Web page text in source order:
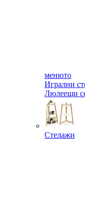
менюто
Игрални
Люлеещи
Стелажи